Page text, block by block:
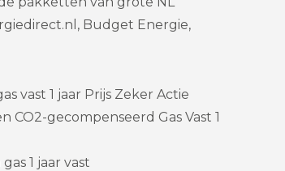
Budget Energie,
vast 1 jaar Prijs Zeker Actie
CO2-gecompenseerd Gas Vast 1
1 jaar vast